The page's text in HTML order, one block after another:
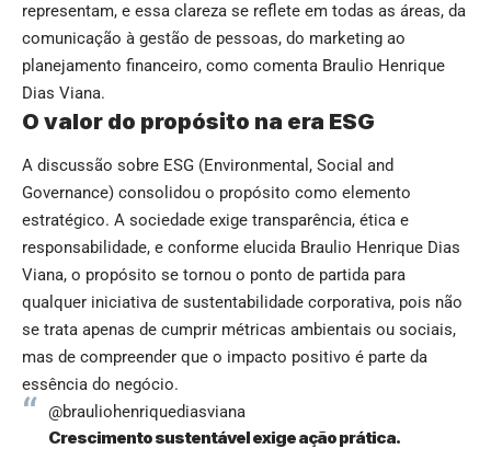
representam, e essa clareza se reflete em todas as áreas, da
comunicação à gestão de pessoas, do marketing ao
planejamento financeiro, como comenta Braulio Henrique
Dias Viana.
O valor do propósito na era ESG
A discussão sobre ESG (Environmental, Social and
Governance) consolidou o propósito como elemento
estratégico. A sociedade exige transparência, ética e
responsabilidade, e conforme elucida Braulio Henrique Dias
Viana, o propósito se tornou o ponto de partida para
qualquer iniciativa de sustentabilidade corporativa, pois não
se trata apenas de cumprir métricas ambientais ou sociais,
mas de compreender que o impacto positivo é parte da
essência do negócio.
@brauliohenriquediasviana
Crescimento sustentável exige ação prática.